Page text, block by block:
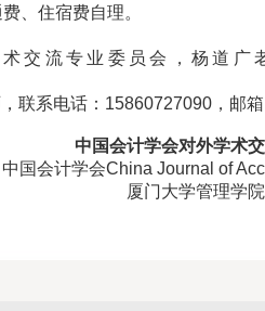
、住宿费自理。
交流专业委员会，杨道广老
联系电话：15860727090，邮
中国会计学会对外学术
中国会计学会China Journal of
厦门大学管理学